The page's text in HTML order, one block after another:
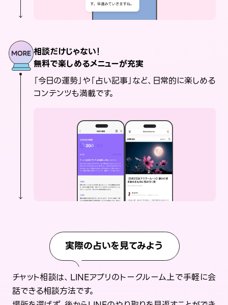
相談だけじゃない！
無料で楽しめるメニューが充実
「今日の運勢」や「占い記事」など、日常的に楽しめる
コンテンツも満載です。
実際の占いを見てみよう
チャット相談は、LINEアプリのトークルーム上で手軽に会
話できる相談方法です。